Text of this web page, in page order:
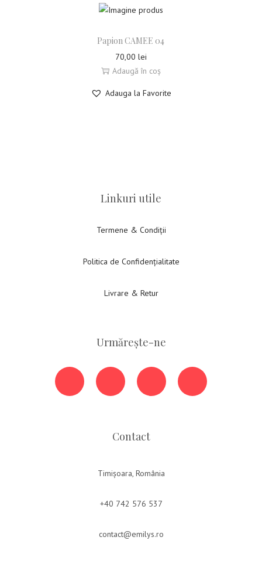
Papion CAMEE 04
70,00 lei
Adaugă în coș
Adauga la Favorite
Linkuri utile
Termene & Condiții
Politica de Confidențialitate
Livrare & Retur
Urmărește-ne
Contact
Timișoara, România
+40 742 576 537
contact@emilys.ro